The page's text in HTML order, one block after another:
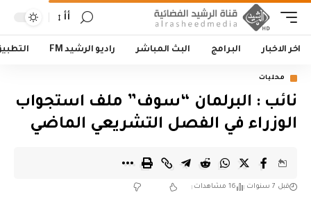
أأ
اخر الاخبار البرامج البث المباشر راديو الرشيد FM
محليات
نائب : البرلمان “سوف” ملف استجواب
الوزراء في الفصل التشريعي الماضي
قبل 7 سنوات 16 مشاهدات